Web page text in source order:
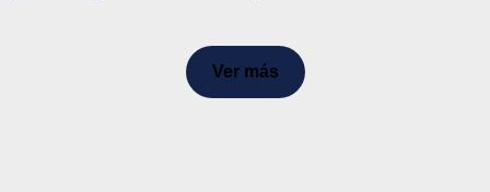
Ver más